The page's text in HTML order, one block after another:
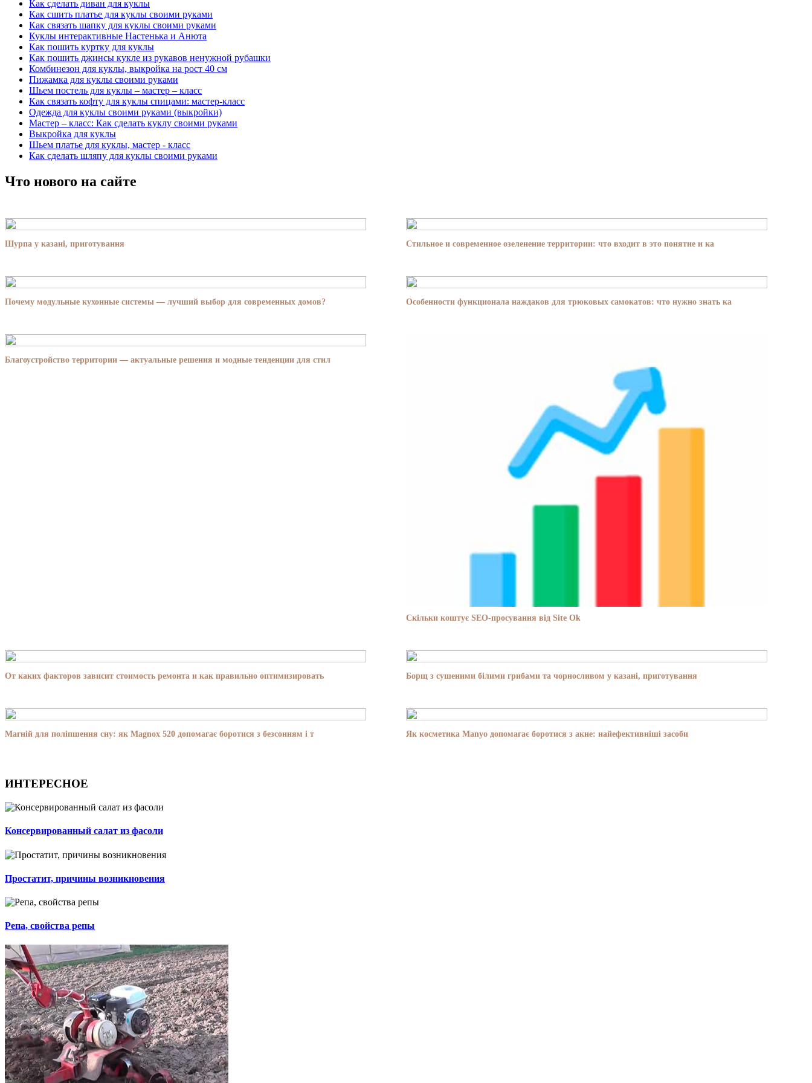
Как сделать диван для куклы
Как сшить платье для куклы своими руками
Как связать шапку для куклы своими руками
Куклы интерактивные Настенька и Анюта
Как пошить куртку для куклы
Как пошить джинсы кукле из рукавов ненужной рубашки
Комбинезон для куклы, выкройка на рост 40 см
Пижамка для куклы своими руками
Шьем постель для куклы – мастер – класс
Как связать кофту для куклы спицами: мастер-класс
Одежда для куклы своими руками (выкройки)
Мастер – класс: Как сделать куклу своими руками
Выкройка для куклы
Шьем платье для куклы, мастер - класс
Как сделать шляпу для куклы своими руками
Что нового на сайте
Шурпа у казані, приготування Стильное и современное озеленение территории: что входит в это понятие и ка
Почему модульные кухонные системы — лучший выбор для современных домов? Особенности функционала наждаков для трюковых самокатов: что нужно знать ка
Благоустройство территории — актуальные решения и модные тенденции для стил
Скільки коштує SEO-просування від Site Ok
От каких факторов зависит стоимость ремонта и как правильно оптимизировать Борщ з сушеними білими грибами та чорносливом у казані, приготування
Магній для поліпшення сну: як Magnox 520 допомагає боротися з безсонням і т Як косметика Manyo допомагає боротися з акне: найефективніші засоби
ИНТЕРЕСНОЕ
Консервированный салат из фасоли
Простатит, причины возникновения
Репа, свойства репы